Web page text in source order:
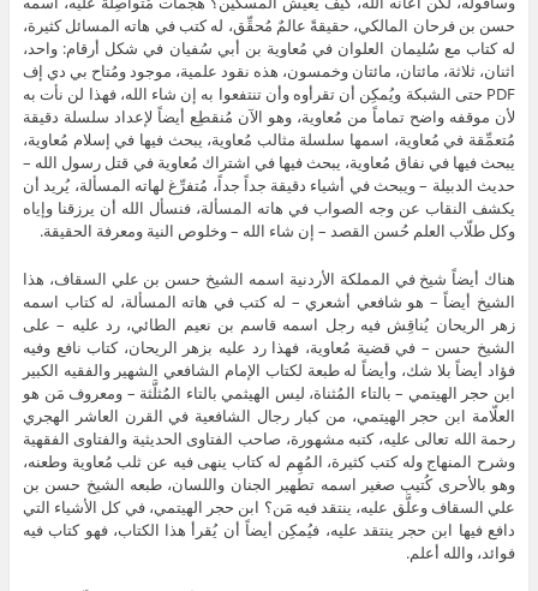
حسن بن فرحان المالكي، حقيقةً عالمٌ مُحقِّق، له كتب في هاته المسائل كثيرة،
له كتاب مع سُليمان العلوان في مُعاوية بن أبي سُفيان في شكل أرقام: واحد،
اثنان، ثلاثة، مائتان، مائتان وخمسون، هذه نقود علمية، موجود ومُتاح بي دي إف
PDF حتى الشبكة ويُمكِن أن تقرأوه وأن تنتفعوا به إن شاء الله، فهذا لن نأت به
لأن موقفه واضح تماماً من مُعاوية، وهو الآن مُنقطِع أيضاً لإعداد سلسلة دقيقة
مُتعمِّقة في مُعاوية، اسمها سلسلة مثالب مُعاوية، يبحث فيها في إسلام مُعاوية،
يبحث فيها في نفاق مُعاوية، يبحث فيها في اشتراك مُعاوية في قتل رسول الله –
حديث الدبيلة – ويبحث في أشياء دقيقة جداً جداً، مُتفرِّغ لهاته المسألة، يُريد أن
يكشف النقاب عن وجه الصواب في هاته المسألة، فنسأل الله أن يرزقنا وإياه
وكل طلّاب العلم حُسن القصد – إن شاء الله – وخلوص النية ومعرفة الحقيقة.
هناك أيضاً شيخ في المملكة الأردنية اسمه الشيخ حسن بن علي السقاف، هذا
الشيخ أيضاً – هو شافعي أشعري – له كتب في هاته المسألة، له كتاب اسمه
زهر الريحان يُناقِش فيه رجل اسمه قاسم بن نعيم الطائي، رد عليه – على
الشيخ حسن – في قضية مُعاوية، فهذا رد عليه بزهر الريحان، كتاب نافع وفيه
فؤاد أيضاً بلا شك، وأيضاً له طبعة لكتاب الإمام الشافعي الشهير والفقيه الكبير
ابن حجر الهيتمي – بالتاء المُثناة، ليس الهيثمي بالتاء المُثلَّثة – ومعروف مَن هو
العلّامة ابن حجر الهيتمي، من كبار رجال الشافعية في القرن العاشر الهجري
رحمة الله تعالى عليه، كتبه مشهورة، صاحب الفتاوى الحديثية والفتاوى الفقهية
وشرح المنهاج وله كتب كثيرة، المُهِم له كتاب ينهى فيه عن ثلب مُعاوية وطعنه،
وهو بالأحرى كُتيب صغير اسمه تطهير الجنان واللسان، طبعه الشيخ حسن بن
علي السقاف وعلَّق عليه، ينتقد فيه مَن؟ ابن حجر الهيتمي، في كل الأشياء التي
دافع فيها ابن حجر ينتقد عليه، فيُمكِن أيضاً أن يُقرأ هذا الكتاب، فهو كتاب فيه
فوائد، والله أعلم.